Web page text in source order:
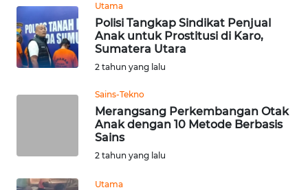
Utama
Polisi Tangkap Sindikat Penjual
Anak untuk Prostitusi di Karo,
Sumatera Utara
2 tahun yang lalu
Sains-Tekno
Merangsang Perkembangan Otak
Anak dengan 10 Metode Berbasis
Sains
2 tahun yang lalu
Utama
MALUKU
WN
MALUT
TOBA